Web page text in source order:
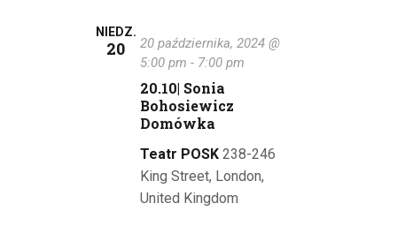
i
w
i
NIEDZ.
20
20.10| Sonia
Bohosiewicz
Domówka
20 października, 2024 @
5:00 pm - 7:00 pm
Teatr POSK 238-246
King Street, London,
United Kingdom